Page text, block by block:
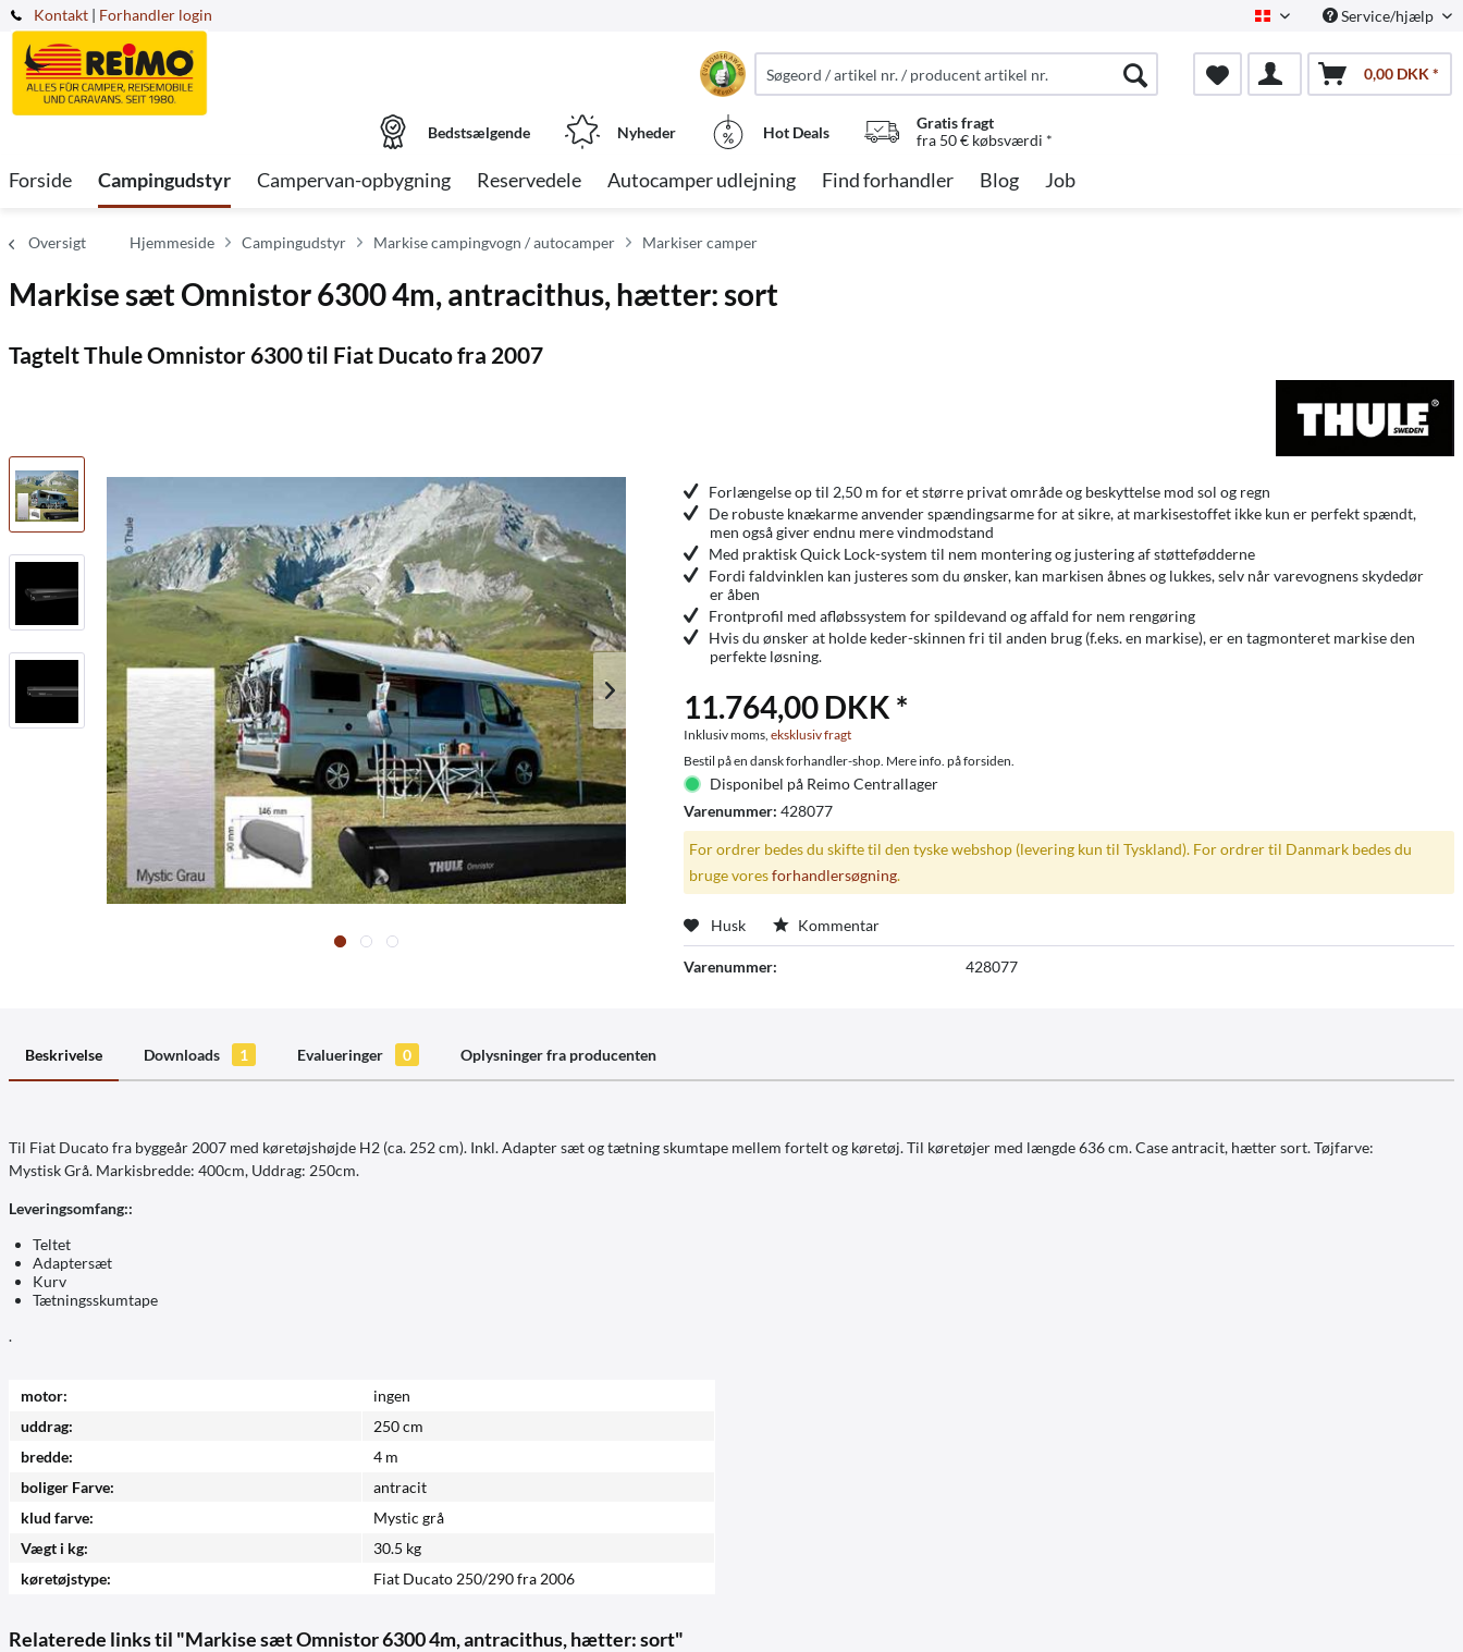
Kontakt Dansk Service/hjælp
| Forhandler login
0,00 DKK *
Bedstsælgende Nyheder Hot Deals
Gratis fragt
fra 50 € købsværdi *
Forside Campingudstyr Campervan-opbygning Reservedele Autocamper udlejning Find forhandler Blog Job
Oversigt Hjemmeside Campingudstyr Markise campingvogn / autocamper Markiser camper
Markise sæt Omnistor 6300 4m, antracithus, hætter: sort
Tagtelt Thule Omnistor 6300 til Fiat Ducato fra 2007
Forlængelse op til 2,50 m for et større privat område og beskyttelse mod sol og regn
De robuste knækarme anvender spændingsarme for at sikre, at markisestoffet ikke kun er perfekt spændt,
men også giver endnu mere vindmodstand
Med praktisk Quick Lock-system til nem montering og justering af støttefødderne
Fordi faldvinklen kan justeres som du ønsker, kan markisen åbnes og lukkes, selv når varevognens skydedør
er åben
Frontprofil med afløbssystem for spildevand og affald for nem rengøring
Hvis du ønsker at holde keder-skinnen fri til anden brug (f.eks. en markise), er en tagmonteret markise den
perfekte løsning.
11.764,00 DKK *
Inklusiv moms,eksklusiv fragt
Bestil på en dansk forhandler-shop. Mere info. på forsiden.
Disponibel på Reimo Centrallager
Varenummer:428077
For ordrer bedes du skifte til den tyske webshop (levering kun til Tyskland). For ordrer til Danmark bedes du
bruge voresforhandlersøgning.
Husk Kommentar
Varenummer: 428077
Beskrivelse Downloads 1 Evalueringer 0 Oplysninger fra producenten
Til Fiat Ducato fra byggeår 2007 med køretøjshøjde H2 (ca. 252 cm). Inkl. Adapter sæt og tætning skumtape mellem fortelt og køretøj. Til køretøjer med længde 636 cm. Case antracit, hætter sort. Tøjfarve:
Mystisk Grå. Markisbredde: 400cm, Uddrag: 250cm.
Leveringsomfang::
Teltet
Adaptersæt
Kurv
Tætningsskumtape
.
motor:
ingen
uddrag:
250 cm
bredde:
4 m
boliger Farve:
antracit
klud farve:
Mystic grå
Vægt i kg:
30.5 kg
køretøjstype:
Fiat Ducato 250/290 fra 2006
Relaterede links til "Markise sæt Omnistor 6300 4m, antracithus, hætter: sort"